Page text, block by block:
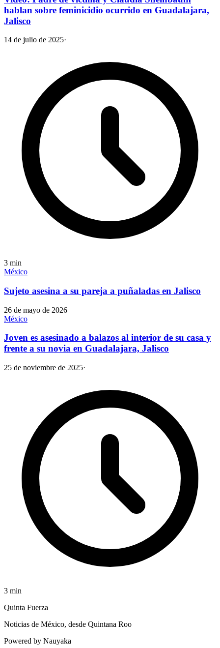
hablan sobre feminicidio ocurrido en Guadalajara,
Jalisco
14 de julio de 2025·
3 min
México
Sujeto asesina a su pareja a puñaladas en Jalisco
26 de mayo de 2026
México
Joven es asesinado a balazos al interior de su casa y
frente a su novia en Guadalajara, Jalisco
25 de noviembre de 2025·
3 min
Quinta Fuerza
Noticias de México, desde Quintana Roo
Powered by Nauyaka